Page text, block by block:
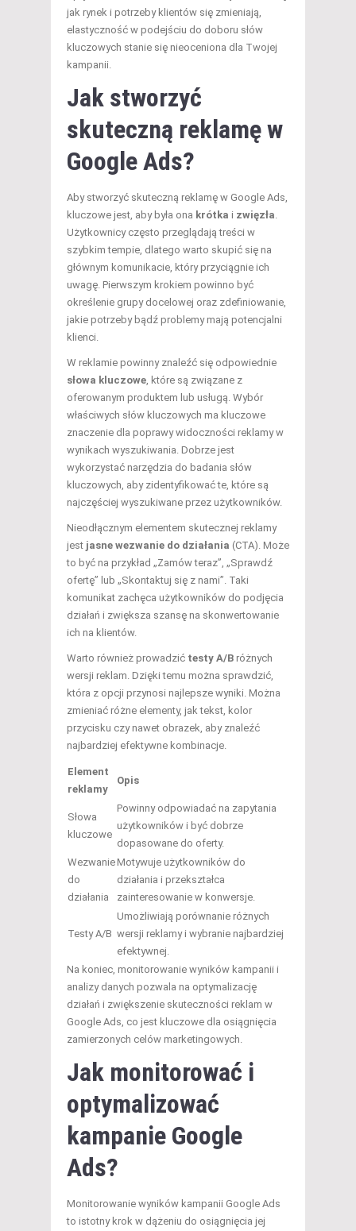
jak rynek i potrzeby klientów się zmieniają,
elastyczność w podejściu do doboru słów
kluczowych stanie się nieoceniona dla Twojej
kampanii.
Jak stworzyć
skuteczną reklamę w
Google Ads?
Aby stworzyć skuteczną reklamę w Google Ads,
kluczowe jest, aby była ona krótka i zwięzła
Użytkownicy często przeglądają treści w
szybkim tempie, dlatego warto skupić się na
głównym komunikacie, który przyciągnie ich
uwagę. Pierwszym krokiem powinno być
określenie grupy docelowej oraz zdefiniowanie,
jakie potrzeby bądź problemy mają potencjalni
klienci.
W reklamie powinny znaleźć się odpowiednie
słowa kluczowe , które są związane z
oferowanym produktem lub usługą. Wybór
właściwych słów kluczowych ma kluczowe
znaczenie dla poprawy widoczności reklamy w
wynikach wyszukiwania. Dobrze jest
wykorzystać narzędzia do badania słów
kluczowych, aby zidentyfikować te, które są
najczęściej wyszukiwane przez użytkowników.
Nieodłącznym elementem skutecznej reklamy
jest jasne wezwanie do działania (CTA). Może
to być na przykład „Zamów teraz”, „Sprawdź
ofertę” lub „Skontaktuj się z nami”. Taki
komunikat zachęca użytkowników do podjęcia
działań i zwiększa szansę na skonwertowanie
ich na klientów.
Warto również prowadzić testy A/B różnych
wersji reklam. Dzięki temu można sprawdzić,
która z opcji przynosi najlepsze wyniki. Można
zmieniać różne elementy, jak tekst, kolor
przycisku czy nawet obrazek, aby znaleźć
najbardziej efektywne kombinacje.
Element
reklamy
Opis
Słowa
kluczowe
Powinny odpowiadać na zapytania
użytkowników i być dobrze
dopasowane do oferty.
Wezwanie
do
działania
Motywuje użytkowników do
działania i przekształca
zainteresowanie w konwersje.
Testy A/B
Umożliwiają porównanie różnych
wersji reklamy i wybranie najbardziej
efektywnej.
Na koniec, monitorowanie wyników kampanii i
analizy danych pozwala na optymalizację
działań i zwiększenie skuteczności reklam w
Google Ads, co jest kluczowe dla osiągnięcia
zamierzonych celów marketingowych.
Jak monitorować i
optymalizować
kampanie Google
Ads?
Monitorowanie wyników kampanii Google Ads
to istotny krok w dążeniu do osiągnięcia jej